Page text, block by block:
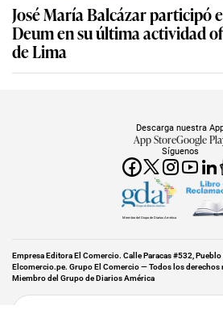
José María Balcázar participó
Deum en su última actividad
de Lima
Síguenos
Descarga nuestra
App StoreGoogle
Miembro del Grupo de Diarios América
Empresa Editora El Comercio. Calle Paracas #532,
Elcomercio.pe. Grupo El Comercio — Todos los derechos
Miembro del Grupo de Diarios América